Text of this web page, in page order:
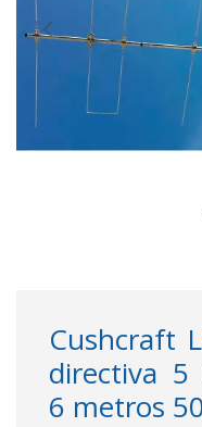
Previous
Cushcraft
directiva 5
6 metros